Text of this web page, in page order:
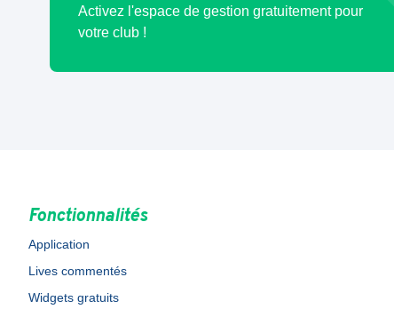
Activez l'espace de gestion gratuitement pour
votre club !
Fonctionnalités
Application
Lives commentés
Widgets gratuits